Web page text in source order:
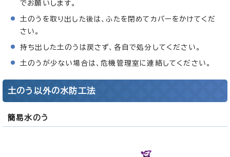
でお願いします。
土のうを取り出した後は、ふたを閉めてカバーをかけてくだ
さい。
持ち出した土のうは戻さず、各自で処分してください。
土のうが少ない場合は、危機管理室に連絡してください。
土のう以外の水防工法
簡易水のう